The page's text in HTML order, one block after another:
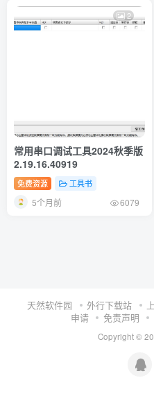
2
常用串口调试工具2024秋季版
2.19.16.40919
免费资源 工具书
5个月前 6079
天然软件园 外行下载站
申请
免责声明
Copyright ©